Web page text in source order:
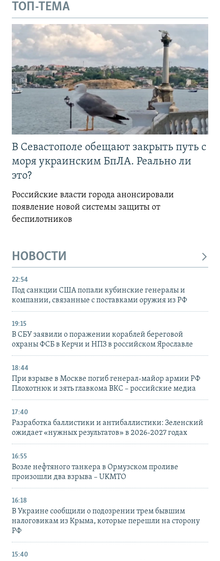
ТОП-ТЕМА
В Севастополе обещают закрыть путь с
моря украинским БпЛА. Реально ли
это?
Российские власти города анонсировали
появление новой системы защиты от
беспилотников
НОВОСТИ
22:54
Под санкции США попали кубинские генералы и
компании, связанные с поставками оружия из РФ
19:15
В СБУ заявили о поражении кораблей береговой
охраны ФСБ в Керчи и НПЗ в российском Ярославле
18:44
При взрыве в Москве погиб генерал-майор армии РФ
Плохотнюк и зять главкома ВКС – российские медиа
17:40
Разработка баллистики и антибаллистики: Зеленский
ожидает «нужных результатов» в 2026-2027 годах
16:55
Возле нефтяного танкера в Ормузском проливе
произошли два взрыва – UKMTO
16:18
В Украине сообщили о подозрении трем бывшим
налоговикам из Крыма, которые перешли на сторону
РФ
15:40